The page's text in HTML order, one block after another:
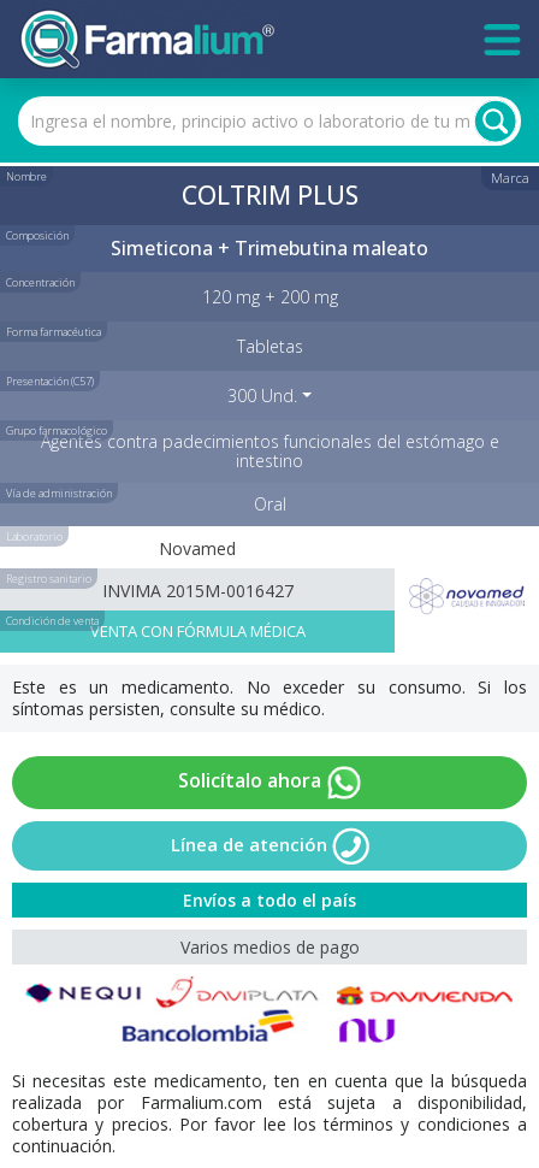
Nombre Marca
COLTRIM PLUS
Composición Simeticona + Trimebutina maleato
Concentración
120 mg + 200 mg
Forma farmacéutica
Tabletas
Presentación (C57)
300 Und.
Grupo farmacológico
Agentes contra padecimientos funcionales del estómago e
intestino
Vía de administración Oral
Laboratorio
Novamed
Registro sanitario
INVIMA 2015M-0016427
Condición de ventaVENTA CON FÓRMULA MÉDICA
Este es un medicamento. No exceder su consumo. Si los
síntomas persisten, consulte su médico.
Solicítalo ahora
Línea de atención
Envíos a todo el país
Varios medios de pago
Si necesitas este medicamento, ten en cuenta que la búsqueda
realizada por Farmalium.com está sujeta a disponibilidad,
cobertura y precios. Por favor lee los términos y condiciones a
continuación.